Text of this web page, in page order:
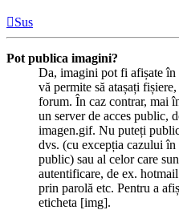
Sus
Pot publica imagini?
Da, imagini pot fi afișate în
vă permite să atașați
forum. În caz contrar, mai
un server de acces public,
imagen.gif. Nu puteți
dvs. (cu excepția cazului în
public) sau al celor care
autentificare, de ex.
prin parolă etc. Pentru a
eticheta [img].